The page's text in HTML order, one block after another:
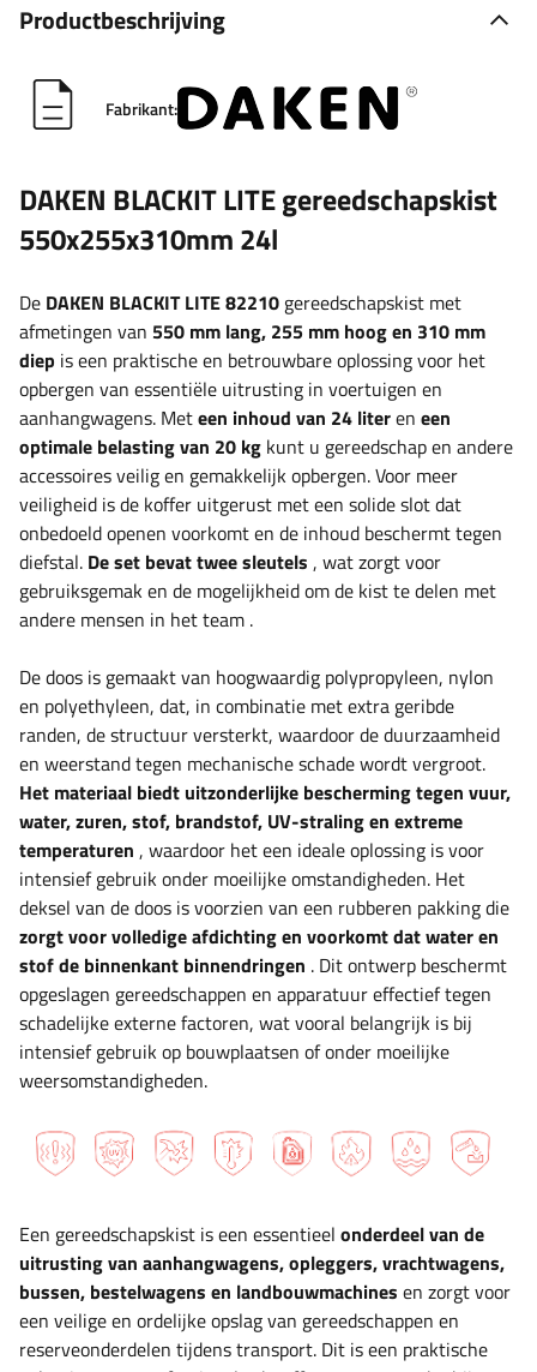
Productbeschrijving
Fabrikant:
DAKEN BLACKIT LITE gereedschapskist
550x255x310mm 24l
De DAKEN BLACKIT LITE 82210 gereedschapskist met
afmetingen van 550 mm lang, 255 mm hoog en 310 mm
diep is een praktische en betrouwbare oplossing voor het
opbergen van essentiële uitrusting in voertuigen en
aanhangwagens. Meteen inhoud van 24 literen een
optimale belasting van 20 kg kunt u gereedschap en andere
accessoires veilig en gemakkelijk opbergen.Voor meer
veiligheid is de koffer uitgerust met een solide slot dat
onbedoeld openen voorkomt en de inhoud beschermt tegen
diefstal. De set bevat twee sleutels , wat zorgt voor
gebruiksgemak en de mogelijkheid om de kist te delen met
andere mensen in het team .
De doos is gemaakt van hoogwaardig polypropyleen, nylon
en polyethyleen, dat, in combinatie met extra geribde
randen, de structuur versterkt, waardoor de duurzaamheid
en weerstand tegen mechanische schade wordt vergroot.
Het materiaal biedt uitzonderlijke bescherming tegen vuur,
water, zuren, stof, brandstof, UV-straling en extreme
temperaturen , waardoor het een ideale oplossing is voor
intensief gebruik onder moeilijke omstandigheden. Het
deksel van de doos is voorzien van een rubberen pakking die
zorgt voor volledige afdichting en voorkomt dat water en
stof de binnenkant binnendringen . Dit ontwerp beschermt
opgeslagen gereedschappen en apparatuur effectief tegen
schadelijke externe factoren, wat vooral belangrijk is bij
intensief gebruik op bouwplaatsen of onder moeilijke
weersomstandigheden.
Een gereedschapskist is een essentieel onderdeel van de
uitrusting van aanhangwagens, opleggers, vrachtwagens,
bussen, bestelwagens en landbouwmachines en zorgt voor
een veilige en ordelijke opslag van gereedschappen en
reserveonderdelen tijdens transport. Dit is een praktische